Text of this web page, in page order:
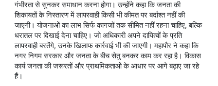
गंभीरता से सुनकर समाधान करना होगा। उन्होंने कहा कि जनता की
शिकायतों के निस्तारण में लापरवाही किसी भी कीमत पर बर्दाश्त नहीं की
जाएगी। योजनाओं का लाभ सिर्फ कागजों तक सीमित नहीं रहना चाहिए, बल्कि
धरातल पर दिखाई देना चाहिए। जो अधिकारी अपने दायित्वों के प्रति
लापरवाही बरतेंगे, उनके खिलाफ कार्रवाई भी की जाएगी। महापौर ने कहा कि
नगर निगम सरकार और जनता के बीच सेतु बनकर काम कर रहा है। विकास
कार्य जनता की जरूरतों और प्राथमिकताओं के आधार पर आगे बढ़ाए जा रहे
हैं।